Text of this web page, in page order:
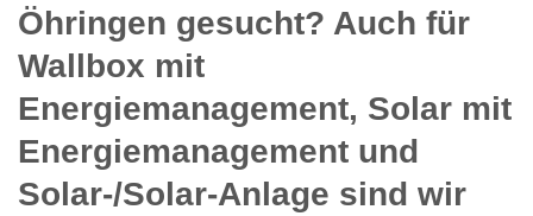
Öhringen gesucht? Auch für
Wallbox mit
Energiemanagement, Solar mit
Energiemanagement und
Solar-/Solar-Anlage sind wir